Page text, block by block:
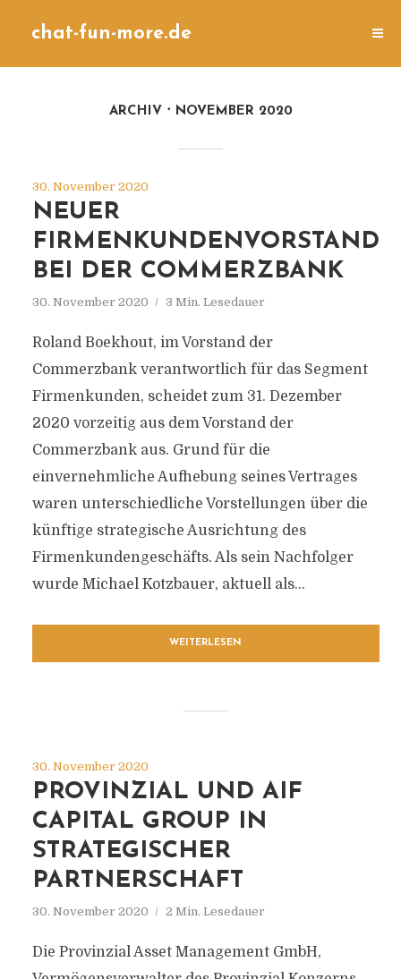
chat-fun-more.de
ARCHIV NOVEMBER 2020
30. November 2020
NEUER
FIRMENKUNDENVORSTAND
BEI DER COMMERZBANK
30. November 2020 3 Min. Lesedauer
Roland Boekhout, im Vorstand der
Commerzbank verantwortlich für das Segment
Firmenkunden, scheidet zum 31. Dezember
2020 vorzeitig aus dem Vorstand der
Commerzbank aus. Grund für die
einvernehmliche Aufhebung seines Vertrages
waren unterschiedliche Vorstellungen über die
künftige strategische Ausrichtung des
Firmenkundengeschäfts. Als sein Nachfolger
wurde Michael Kotzbauer, aktuell als...
WEITERLESEN
30. November 2020
PROVINZIAL UND AIF
CAPITAL GROUP IN
STRATEGISCHER
PARTNERSCHAFT
30. November 2020 2 Min. Lesedauer
Die Provinzial Asset Management GmbH,